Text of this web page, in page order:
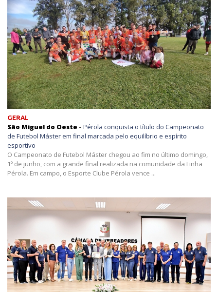
GERAL
São Miguel do Oeste - Pérola conquista o título do Campeonato
de Futebol Máster em final marcada pelo equilíbrio e espírito
esportivo
O Campeonato de Futebol Máster chegou ao fim no último domingo,
1º de junho, com a grande final realizada na comunidade da Linha
Pérola. Em campo, o Esporte Clube Pérola vence ...